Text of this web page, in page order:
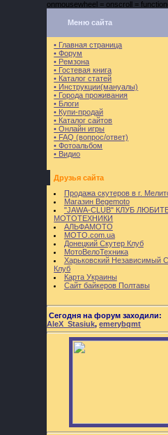
onmousewheel = onscroll =
Меню сайта
• Главная страница
• Форум
• Ремзона
• Гостевая книга
• Каталог статей
• Инструкции(мануалы)
• Города проживания
• Блоги
• Купи-продай
• Каталог сайтов
• Онлайн игры
• FAQ (вопрос/ответ)
• Фотоальбом
• Видио
Друзья сайта
Продажа скутеров в г.
Магазин Begemoto
"JAWA-CLUB" КЛУБ
МОТОТЕХНИКИ
АЛЬФАМОТО
MOTO.com.ua
Донецкий Скутер Клуб
МотоВелоТехника
Харьковский Независимый
Клуб
Карта Украины
Сайт байкеров Полтавы
Сегодня на форум заходили:
AleX_Stasiuk,emerybqmt